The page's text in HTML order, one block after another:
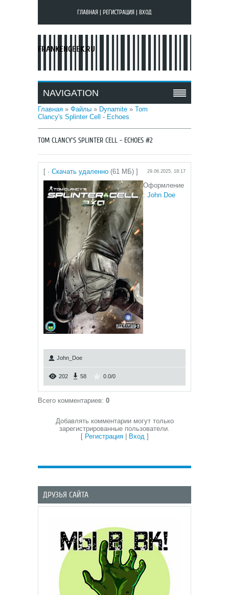
ГЛАВНАЯ РЕГИСТРАЦИЯ ВХОД
FRANKENGEEK.RU
NAVIGATION
Главная » Файлы » Dynamite » Tom
Clancy's Splinter Cell - Echoes
TOM CLANCY'S SPLINTER CELL - ECHOES #2
[ · Скачать удаленно (61 МБ) ] 29.06.2025, 18:17
Оформление
: John Doe
John_Doe
202 58 0.0/0
Всего комментариев: 0
Добавлять комментарии могут только
зарегистрированные пользователи.
[ Регистрация| Вход]
ДРУЗЬЯ САЙТА